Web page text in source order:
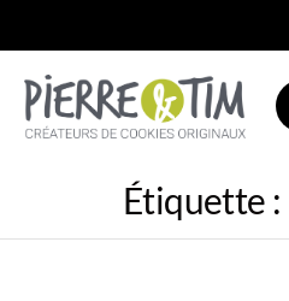
Étiquette :